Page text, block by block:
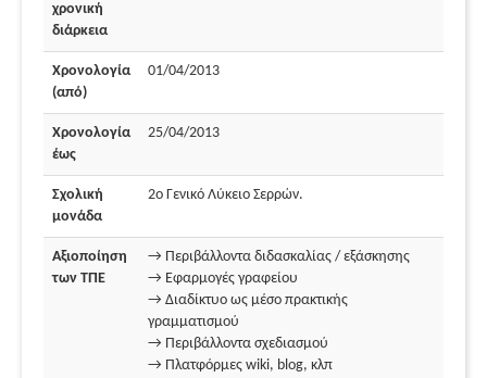
χρονική
διάρκεια
Χρονολογία
(από)
01/04/2013
Χρονολογία
έως
25/04/2013
Σχολική
μονάδα
2ο Γενικό Λύκειο Σερρών.
Αξιοποίηση
των ΤΠΕ
→ Περιβάλλοντα διδασκαλίας / εξάσκησης
→ Εφαρμογές γραφείου
→ Διαδίκτυο ως μέσο πρακτικής
γραμματισμού
→ Περιβάλλοντα σχεδιασμού
→ Πλατφόρμες wiki, blog, κλπ